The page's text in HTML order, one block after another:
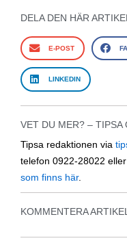
DELA DEN HÄR
E-POST
LINKEDIN
VET DU MER? – TIPSA
Tipsa redaktionen via
telefon 0922-28022
som finns här.
KOMMENTERA